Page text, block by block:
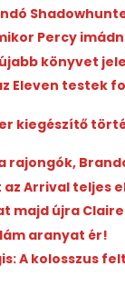
Percy
könyvet
Eleven testek
kiegészítő
rajongók,
Arrival teljes
majd újra
aranyat ér!
A ​kolosszus